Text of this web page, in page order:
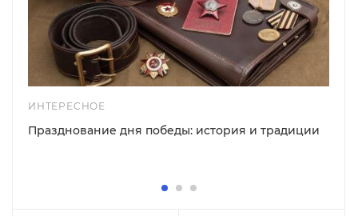
ИНТЕРЕСНОЕ
Празднование дня победы: история и традиции